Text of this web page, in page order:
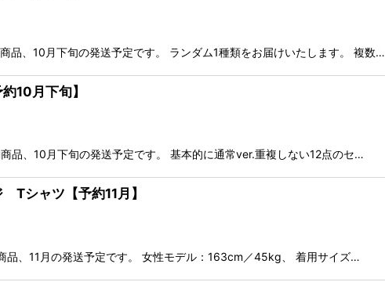
10月下旬の発送予定です。 ランダム1種類をお届けいたします。 複数…
10月下旬】
、10月下旬の発送予定です。 基本的に通常ver.重複しない12点のセ…
シャツ【予約11月】
、11月の発送予定です。 女性モデル：163cm／45kg、 着用サイズ…